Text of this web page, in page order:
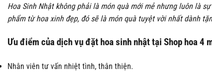
Hoa Sinh Nhật không phải là món quà mới mẻ nhưng luôn là
phẩm từ hoa xinh đẹp, đó sẽ là món quà tuyệt vời nhất dành
Ưu điểm của dịch vụ đặt hoa sinh nhật tại Shop hoa 4
Nhân viên tư vấn nhiệt tình, thân thiện.